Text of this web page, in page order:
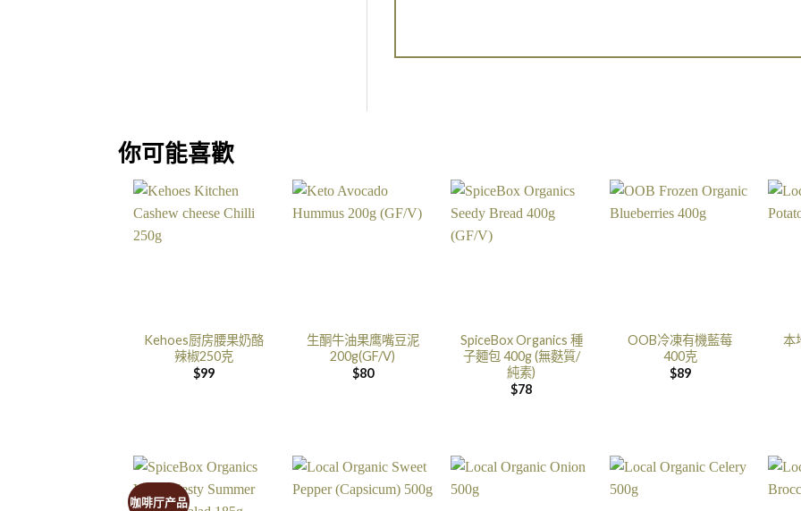
你可能喜歡
Kehoes厨房腰果奶酪
辣椒250克
$99
生酮牛油果鹰嘴豆泥
200g(GF/V)
$80
SpiceBox Organics 種
子麵包 400g (無麩質/
純素)
$78
OOB冷凍有機藍莓
400克
$89
本
咖啡厅产品